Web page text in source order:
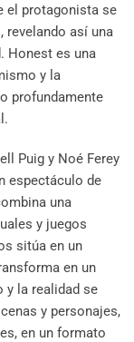
el protagonista se
revelando así una
Honest es una
y la
profundamente
Puig y Noé Ferey
espectáculo de
una
y juegos
sitúa en un
en un
y la realidad se
y personajes,
en un formato